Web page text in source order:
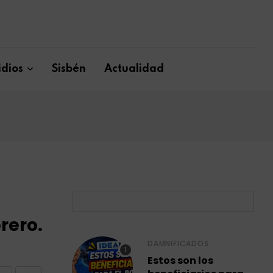
Sisbén Actualidad
DAMNIFICADOS
Estos son los